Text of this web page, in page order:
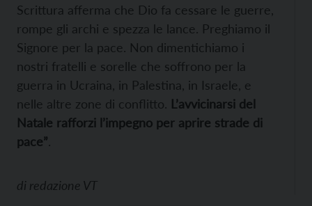
Scrittura afferma che Dio fa cessare le guerre,
rompe gli archi e spezza le lance. Preghiamo il
Signore per la pace. Non dimentichiamo i
nostri fratelli e sorelle che soffrono per la
guerra in Ucraina, in Palestina, in Israele, e
nelle altre zone di conflitto. L’avvicinarsi del
Natale rafforzi l’impegno per aprire strade di
pace”.
di redazione VT